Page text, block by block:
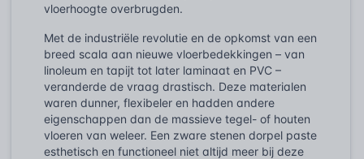
vloerhoogte overbrugden.
Met de industriële revolutie en de opkomst van een
breed scala aan nieuwe vloerbedekkingen – van
linoleum en tapijt tot later laminaat en PVC –
veranderde de vraag drastisch. Deze materialen
waren dunner, flexibeler en hadden andere
eigenschappen dan de massieve tegel- of houten
vloeren van weleer. Een zware stenen dorpel paste
esthetisch en functioneel niet altijd meer bij deze